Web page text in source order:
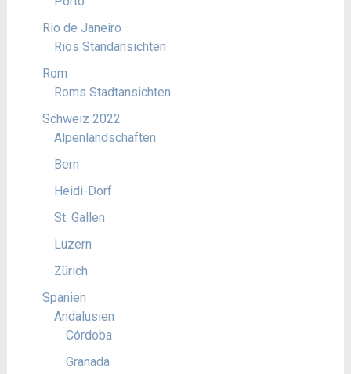
Rio de Janeiro
Rios Standansichten
Rom
Roms Stadtansichten
Schweiz 2022
Alpenlandschaften
Bern
Heidi-Dorf
St. Gallen
Luzern
Zürich
Spanien
Andalusien
Córdoba
Granada